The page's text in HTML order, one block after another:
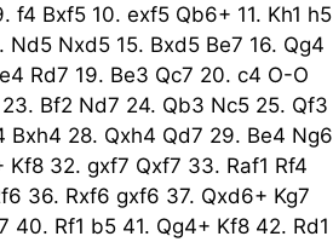
f4 Bxf5 10. exf5 Qb6+ 11. Kh1 h5
Nd5 Nxd5 15. Bxd5 Be7 16. Qg4
Rd7 19. Be3 Qc7 20. c4 O-O
23. Bf2 Nd7 24. Qb3 Nc5 25. Qf3
Bxh4 28. Qxh4 Qd7 29. Be4 Ng6
Kf8 32. gxf7 Qxf7 33. Raf1 Rf4
36. Rxf6 gxf6 37. Qxd6+ Kg7
40. Rf1 b5 41. Qg4+ Kf8 42. Rd1